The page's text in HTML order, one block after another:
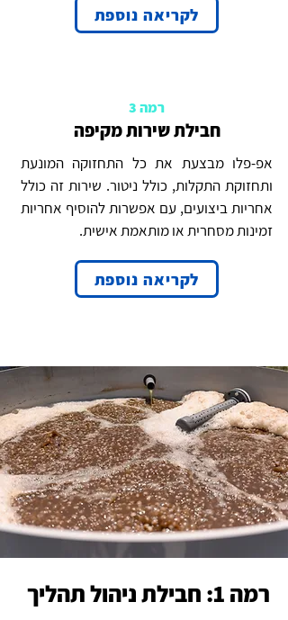
לקריאה נוספת
רמה 3
חבילת שירות מקיפה
אפ-פלו מבצעת את כל התחזוקה המונעת
ותחזוקת התקלות, כולל ניטור. שירות זה כולל
אחריות ביצועים, עם אפשרות להוסיף אחריות
זמינות מסחרית או מותאמת אישית.
לקריאה נוספת
רמה 1: חבילת ניהול תהליך